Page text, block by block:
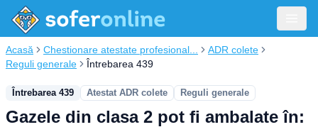
Acasă Chestionare atestate profesional...
ADR colete
Reguli generale
Întrebarea 439
Întrebarea 439 Atestat ADR colete Reguli generale
Gazele din clasa 2 pot fi ambalate în: